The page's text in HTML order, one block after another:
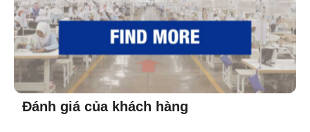
Đánh giá của khách hàng